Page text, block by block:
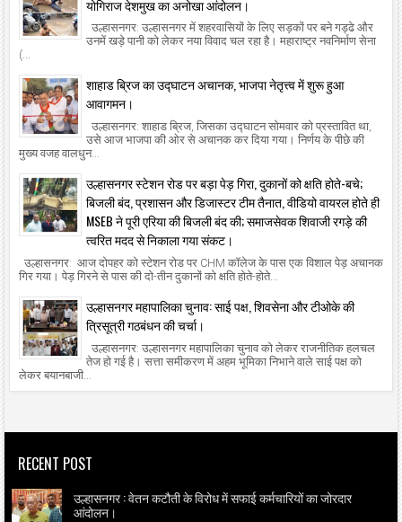
योगिराज देशमुख का अनोखा आंदोलन।
उल्हासनगर: उल्हासनगर में शहरवासियों के लिए सड़कों पर बने गड्ढे और
उनमें खड़े पानी को लेकर नया विवाद चल रहा है। महाराष्ट्र नवनिर्माण सेना
(...
शाहाड ब्रिज का उद्घाटन अचानक, भाजपा नेतृत्त्व में शुरू हुआ
आवागमन।
उल्हासनगर: शाहाड ब्रिज, जिसका उद्घाटन सोमवार को प्रस्तावित था,
उसे आज भाजपा की ओर से अचानक कर दिया गया। निर्णय के पीछे की
मुख्य वजह वालधुन...
उल्हासनगर स्टेशन रोड पर बड़ा पेड़ गिरा, दुकानों को क्षति होते-बचे;
बिजली बंद, प्रशासन और डिजास्टर टीम तैनात, वीडियो वायरल होते ही
MSEB ने पूरी एरिया की बिजली बंद की; समाजसेवक शिवाजी रगड़े की
त्वरित मदद से निकाला गया संकट।
उल्हासनगर: आज दोपहर को स्टेशन रोड पर CHM कॉलेज के पास एक विशाल पेड़ अचानक
गिर गया। पेड़ गिरने से पास की दो-तीन दुकानों को क्षति होते-होते...
उल्हासनगर महापालिका चुनाव: साई पक्ष, शिवसेना और टीओके की
त्रिसूत्री गठबंधन की चर्चा।
उल्हासनगर: उल्हासनगर महापालिका चुनाव को लेकर राजनीतिक हलचल
तेज हो गई है। सत्ता समीकरण में अहम भूमिका निभाने वाले साई पक्ष को
लेकर बयानबाजी...
RECENT POST
उल्हासनगर : वेतन कटौती के विरोध में सफाई कर्मचारियों का जोरदार
आंदोलन।